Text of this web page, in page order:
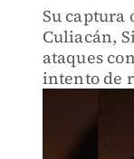
Su captura
Culiacán,
ataques
intento de